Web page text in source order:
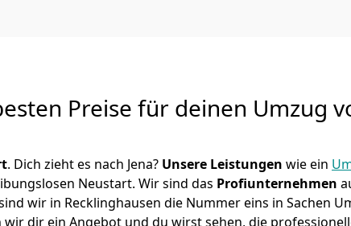
Preise für deinen Umzug
. Dich zieht es nach Jena? Unsere Leistungen wie ein
Neustart. Wir sind das Profiunternehmen
wir in Recklinghausen die Nummer eins in Sachen
wir dir ein Angebot und du wirst sehen, die